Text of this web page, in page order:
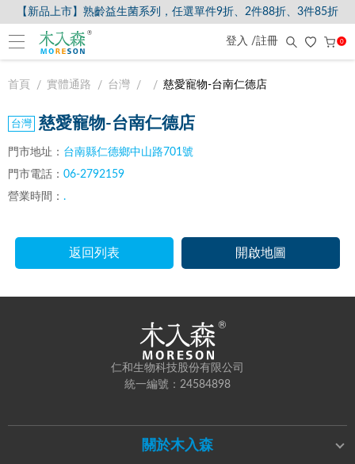
【新品上市】熟齡益生菌系列，任選單件9折、2件88折、3件85折
登入 /註冊 0
首頁 實體通路 台灣 慈愛寵物-台南仁德店
慈愛寵物-台南仁德店
門市地址： 台南縣仁德鄉中山路701號
門市電話： 06-2792159
營業時間： .
返回列表 開啟地圖
仁和生物科技股份有限公司
統一編號：24584898
關於木入森